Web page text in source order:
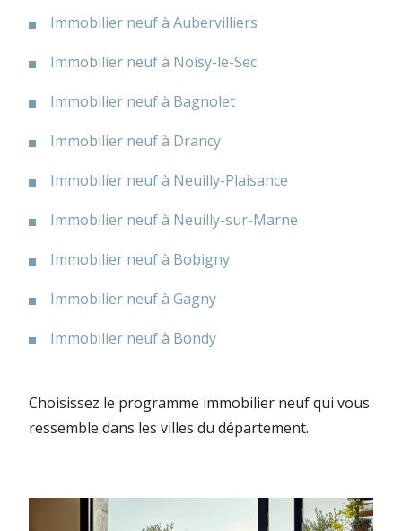
Immobilier neuf à Aubervilliers
Immobilier neuf à Noisy-le-Sec
Immobilier neuf à Bagnolet
Immobilier neuf à Drancy
Immobilier neuf à Neuilly-Plaisance
Immobilier neuf à Neuilly-sur-Marne
Immobilier neuf à Bobigny
Immobilier neuf à Gagny
Immobilier neuf à Bondy
Choisissez le programme immobilier neuf qui vous
ressemble dans les villes du département.